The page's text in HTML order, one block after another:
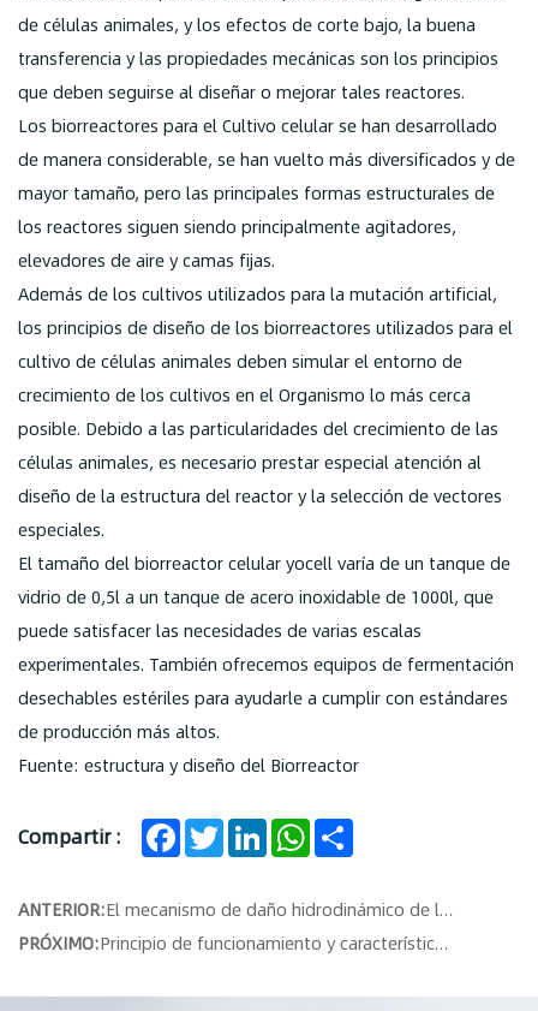
de células animales, y los efectos de corte bajo, la buena
transferencia y las propiedades mecánicas son los principios
que deben seguirse al diseñar o mejorar tales reactores.
Los biorreactores para el Cultivo celular se han desarrollado
de manera considerable, se han vuelto más diversificados y de
mayor tamaño, pero las principales formas estructurales de
los reactores siguen siendo principalmente agitadores,
elevadores de aire y camas fijas.
Además de los cultivos utilizados para la mutación artificial,
los principios de diseño de los biorreactores utilizados para el
cultivo de células animales deben simular el entorno de
crecimiento de los cultivos en el Organismo lo más cerca
posible. Debido a las particularidades del crecimiento de las
células animales, es necesario prestar especial atención al
diseño de la estructura del reactor y la selección de vectores
especiales.
El tamaño del biorreactor celular yocell varía de un tanque de
vidrio de 0,5l a un tanque de acero inoxidable de 1000l, que
puede satisfacer las necesidades de varias escalas
experimentales. También ofrecemos equipos de fermentación
desechables estériles para ayudarle a cumplir con estándares
de producción más altos.
Fuente: estructura y diseño del Biorreactor
Compartir : FacebookTwitterLinkedInWhatsApp
ANTERIOR:
El mecanismo de daño hidrodinámico de las células de mamíferos
PRÓXIMO:
Principio de funcionamiento y características del homogeneizador de alta presión de microfluidización